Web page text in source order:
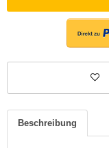
Beschreibung